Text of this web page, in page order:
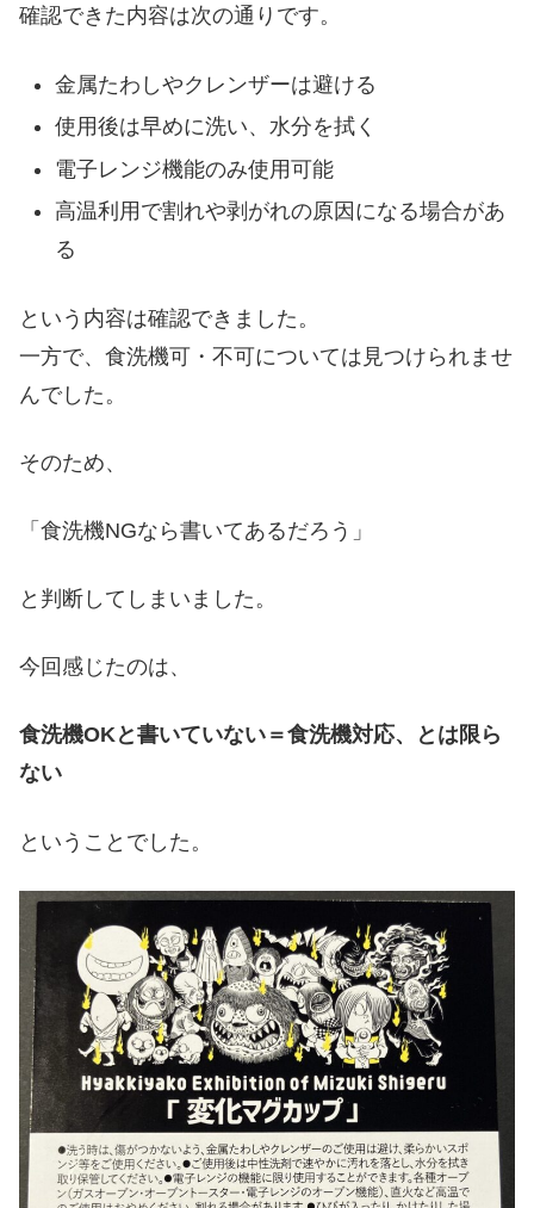
確認できた内容は次の通りです。
金属たわしやクレンザーは避ける
使用後は早めに洗い、水分を拭く
電子レンジ機能のみ使用可能
高温利用で割れや剥がれの原因になる場合があ
る
という内容は確認できました。
一方で、食洗機可・不可については見つけられませ
んでした。
そのため、
「食洗機NGなら書いてあるだろう」
と判断してしまいました。
今回感じたのは、
食洗機OKと書いていない＝食洗機対応、とは限ら
ない
ということでした。